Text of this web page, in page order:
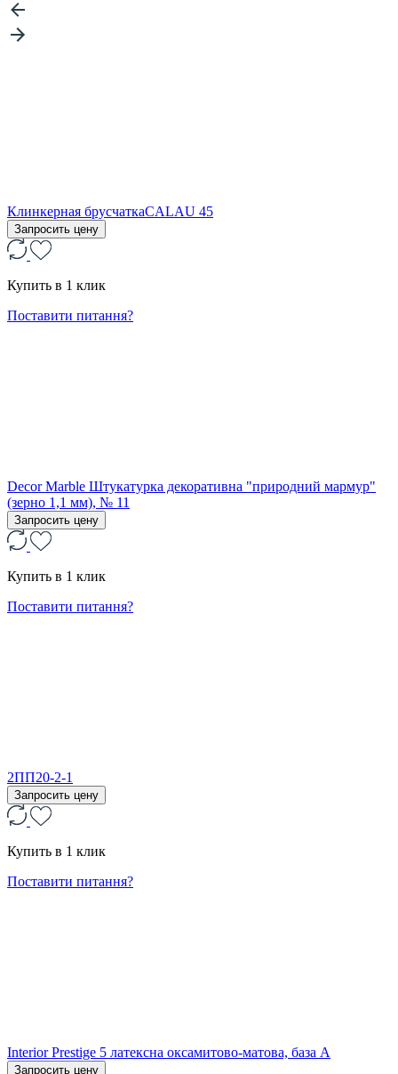
Клинкерная брусчаткаCALAU 45
Запросить цену
Купить в 1 клик
Поставити питання?
Decor Marble Штукатурка декоративна "природний мармур"
(зерно 1,1 мм), № 11
Запросить цену
Купить в 1 клик
Поставити питання?
2ПП20-2-1
Запросить цену
Купить в 1 клик
Поставити питання?
Interior Prestige 5 латексна оксамитово-матова, база А
Запросить цену